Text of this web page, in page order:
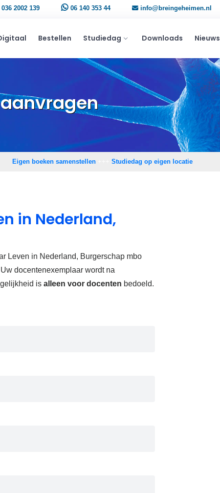
2002 139 06 140 353 44 info@breingeheimen.nl
Bestellen Studiedag Downloads Nieuws
Eigen boeken samenstellen Studiedag op eigen locatie
in Nederland,
Leven in Nederland, Burgerschap mbo
docentenexemplaar wordt na
is alleen voor docenten bedoeld.